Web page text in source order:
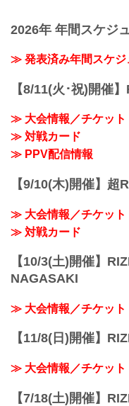
2026年 年間スケジ
≫ 発表済み年間スケジ
【8/11(火･祝)開催
≫ 大会情報／チケット
≫ 対戦カード
≫ PPV配信情報
【9/10(木)開催】超
≫ 大会情報／チケット
≫ 対戦カード
【10/3(土)開催】
NAGASAKI
≫ 大会情報／チケット
【11/8(日)開催】
≫ 大会情報／チケット
【7/18(土)開催】